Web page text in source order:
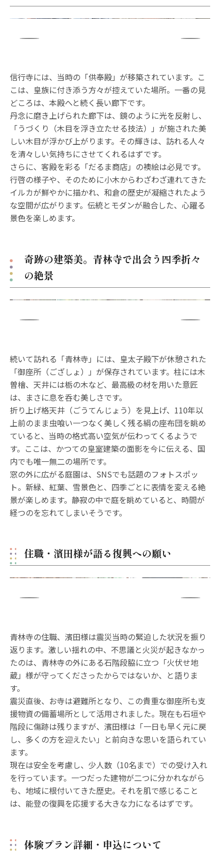
信行寺には、当時の「供奉殿」が移築されています。こ
こは、皇族に付き添う方々が控えていた場所。一番の見
どころは、本殿へと続く長い廊下です。
丹念に磨き上げられた廊下は、鏡のように光を反射し、
「うづくり（木目を浮き立たせる技法）」が施された美
しい木目が浮かび上がります。その輝きは、訪れる人々
を清々しい気持ちにさせてくれるはずです。
さらに、客殿を彩る「だるま商店」の襖絵は必見です。
行啓の様子や、そのために小木からわざわざ連れてきた
イルカが鮮やかに描かれ、和倉の歴史が凝縮されたよう
な空間が広がります。伝統とモダンが融合した、心躍る
景色を楽しめます。
奇跡の建築美。青林寺で出会う四季折々
の絶景
続いて訪れる「青林寺」には、皇太子殿下が休憩された
「御座所（ござしょ）」が保存されています。柱には木
曽檜、天井には栃の木など、最高級の材を用いた意匠
は、まさに息を呑む美しさです。
折り上げ格天井（ごうてんじょう）を見上げ、110年以
上前のまま虫喰い一つなく美しく残る絹の座布団を眺め
ていると、当時の格式高い空気が伝わってくるようで
す。ここは、かつての皇室建築の面影を今に伝える、国
内でも唯一無二の場所です。
窓の外に広がる庭園は、SNSでも話題のフォトスポッ
ト。新緑、紅葉、雪景色と、四季ごとに表情を変える絶
景が楽しめます。静寂の中で庭を眺めていると、時間が
経つのを忘れてしまいそうです。
住職・濱田様が語る復興への願い
青林寺の住職、濱田様は震災当時の緊迫した状況を振り
返ります。激しい揺れの中、不思議と火災が起きなかっ
たのは、青林寺の外にある石階段脇に立つ「火伏せ地
蔵」様が守ってくださったからではないか、と語りま
す。
震災直後、お寺は避難所となり、この貴重な御座所も支
援物資の備蓄場所として活用されました。現在も石垣や
階段に傷跡は残りますが、濱田様は「一日も早く元に戻
し、多くの方を迎えたい」と前向きな思いを語られてい
ます。
現在は安全を考慮し、少人数（10名まで）での受け入れ
を行っています。一つだった建物が二つに分かれながら
も、地域に根付いてきた歴史。それを肌で感じること
は、能登の復興を応援する大きな力になるはずです。
体験プラン詳細・申込について